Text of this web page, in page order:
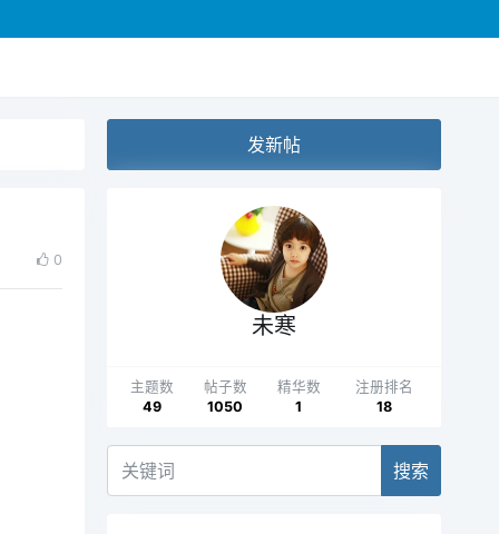
0
发新帖
未寒
主题数
49
帖子数
1050
精华数
1
注册排名
18
搜索